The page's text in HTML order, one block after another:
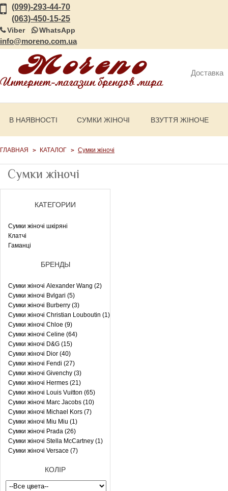
(099)-293-44-70
(063)-450-15-25
Viber WhatsApp
info@moreno.com.ua
Доставка
В НАЯВНОСТІ СУМКИ ЖІНОЧІ ВЗУТТЯ ЖІНОЧЕ
ГЛАВНАЯ КАТАЛОГ Сумки жіночі
Сумки жіночі
КАТЕГОРИИ
Сумки жіночі шкіряні
Клатчі
Гаманці
БРЕНДЫ
Сумки жіночі Alexander Wang (2)
Сумки жіночі Bvlgari (5)
Сумки жіночі Burberry (3)
Сумки жіночі Christian Louboutin (1)
Сумки жіночі Chloe (9)
Сумки жіночі Celine (64)
Сумки жіночі D&G (15)
Сумки жіночі Dior (40)
Сумки жіночі Fendi (27)
Сумки жіночі Givenchy (3)
Сумки жіночі Hermes (21)
Сумки жіночі Louis Vuitton (65)
Сумки жіночі Marc Jacobs (10)
Сумки жіночі Michael Kors (7)
Сумки жіночі Miu Miu (1)
Сумки жіночі Prada (26)
Сумки жіночі Stella McCartney (1)
Сумки жіночі Versace (7)
КОЛІР